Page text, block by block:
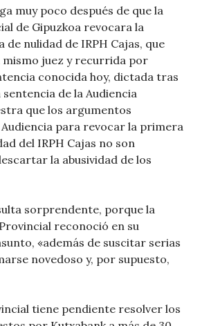
muy poco después de que la
de Gipuzkoa revocara la
nulidad de IRPH Cajas, que
juez y recurrida por
conocida hoy, dictada tras
de la Audiencia
que los argumentos
para revocar la primera
del IRPH Cajas no son
la abusividad de los
sorprendente, porque la
reconoció en su
«además de suscitar serias
novedoso y, por supuesto,
tiene pendiente resolver los